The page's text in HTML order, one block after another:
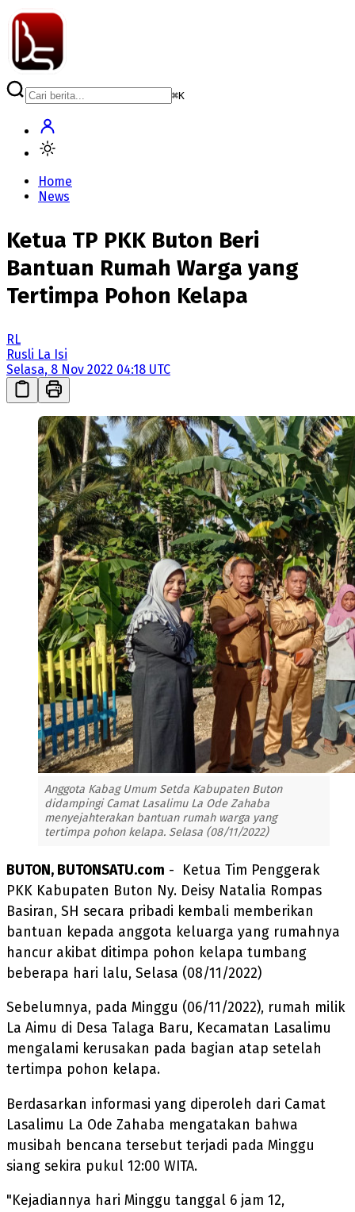
⌘K
Home
News
Ketua TP PKK Buton Beri
Bantuan Rumah Warga yang
Tertimpa Pohon Kelapa
RL
Rusli La Isi
Selasa, 8 Nov 2022 04:18 UTC
Anggota Kabag Umum Setda Kabupaten Buton
didampingi Camat Lasalimu La Ode Zahaba
menyejahterakan bantuan rumah warga yang
tertimpa pohon kelapa. Selasa (08/11/2022)
BUTON, BUTONSATU.com - Ketua Tim Penggerak
PKK Kabupaten Buton Ny. Deisy Natalia Rompas
Basiran, SH secara pribadi kembali memberikan
bantuan kepada anggota keluarga yang rumahnya
hancur akibat ditimpa pohon kelapa tumbang
beberapa hari lalu, Selasa (08/11/2022)
Sebelumnya, pada Minggu (06/11/2022), rumah milik
La Aimu di Desa Talaga Baru, Kecamatan Lasalimu
mengalami kerusakan pada bagian atap setelah
tertimpa pohon kelapa.
Berdasarkan informasi yang diperoleh dari Camat
Lasalimu La Ode Zahaba mengatakan bahwa
musibah bencana tersebut terjadi pada Minggu
siang sekira pukul 12:00 WITA.
"Kejadiannya hari Minggu tanggal 6 jam 12,